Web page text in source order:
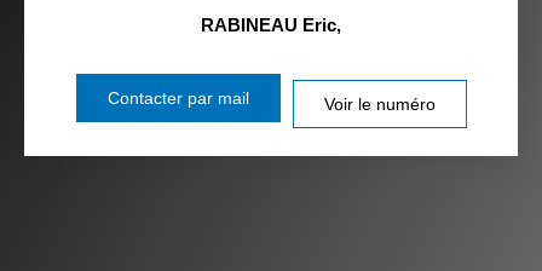
RABINEAU Eric,
Contacter par mail Voir le numéro